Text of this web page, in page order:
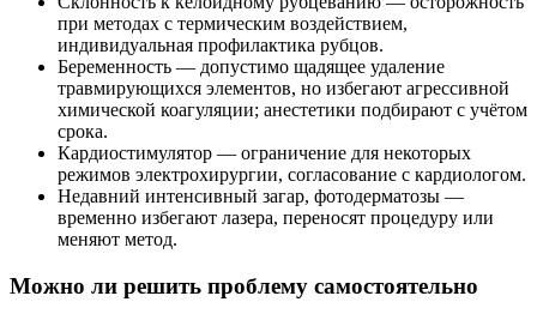
при методах с термическим воздействием,
индивидуальная профилактика рубцов.
Беременность — допустимо щадящее удаление
травмирующихся элементов, но избегают агрессивной
химической коагуляции; анестетики подбирают с учётом
срока.
Кардиостимулятор — ограничение для некоторых
режимов электрохирургии, согласование с кардиологом.
Недавний интенсивный загар, фотодерматозы —
временно избегают лазера, переносят процедуру или
меняют метод.
Можно ли решить проблему самостоятельно